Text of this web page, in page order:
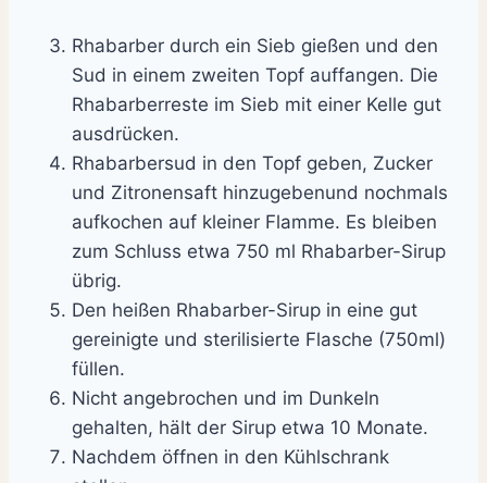
Rhabarber durch ein Sieb gießen und den
Sud in einem zweiten Topf auffangen. Die
Rhabarberreste im Sieb mit einer Kelle gut
ausdrücken.
Rhabarbersud in den Topf geben, Zucker
und Zitronensaft hinzugebenund nochmals
aufkochen auf kleiner Flamme. Es bleiben
zum Schluss etwa 750 ml Rhabarber-Sirup
übrig.
Den heißen Rhabarber-Sirup in eine gut
gereinigte und sterilisierte Flasche (750ml)
füllen.
Nicht angebrochen und im Dunkeln
gehalten, hält der Sirup etwa 10 Monate.
Nachdem öffnen in den Kühlschrank